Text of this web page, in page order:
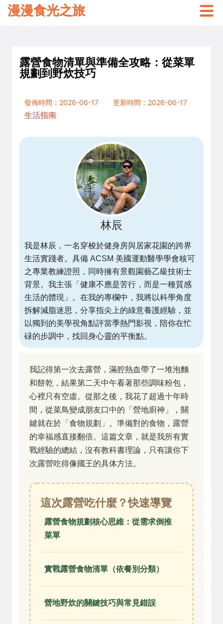
漫漫食光之旅
露營食物清單與準備全攻略：從菜單
規劃到野炊技巧
發佈時間：2026-06-17
更新時間：2026-06-17
生活指南
林辰
我是林辰，一名穿梭於健身房與居家花園的跨界
生活實踐者。具備 ACSM 美國運動醫學學會核可
之專業教練證照，同時擁有景觀園藝乙級技術士
背景。我主張「健康不應是苦行，而是一種質感
生活的體現」。在我的專欄中，我將以科學角度
拆解減脂迷思，分享指尖上的綠意養護經驗，並
以獨到的美學視角點評當季熱門影視，陪你在忙
碌的步調中，找回身心靈的平衡點。
我記得第一次去露營，滿腔熱血帶了一堆泡麵
和餅乾，結果第二天中午看著那些調味粉包，
心裡只有空虛。從那之後，我花了超過十年時
間，從菜鳥變成朋友口中的「營地廚神」，關
鍵就在於「食物規劃」。準備對的食物，露營
的幸福感直接翻倍。這篇文章，就是我所有實
戰經驗的總結，沒有教科書理論，只有讓你下
次露營吃得像國王的具体方法。
這次露營吃什麼？快速導覽
露營食物規劃核心思維：從需求倒推
菜單
實戰露營食物清單（依餐別分類）
營地野炊的關鍵技巧與常見錯誤